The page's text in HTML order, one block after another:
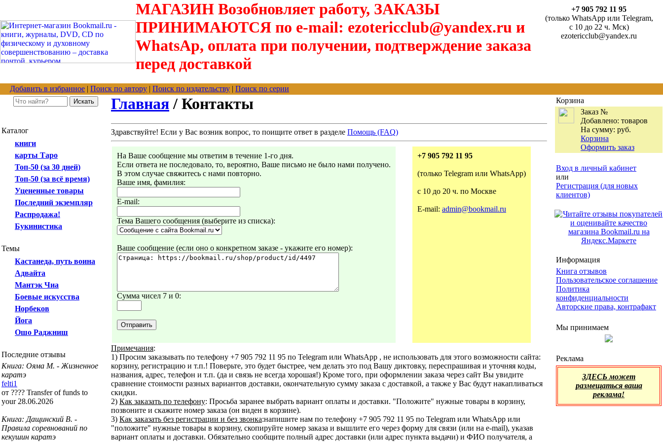
МАГАЗИН Возобновляет работу, ЗАКАЗЫ
ПРИНИМАЮТСЯ по e-mail: ezotericclub@yandex.ru и
WhatsAp, оплата при получении, подтверждение заказа
перед доставкой
+7 905 792 11 95
(только WhatsApp или Telegram,
с 10 до 22 ч. Мск)
ezotericclub@yandex.ru
Добавить в избранное | Поиск по автору | Поиск по издательству | Поиск по серии
Каталог
книги
карты Таро
Топ-50 (за 30 дней)
Топ-50 (за всё время)
Уцененные товары
Последний экземпляр
Распродажа!
Букинистика
Темы
Кастанеда, путь воина
Адвайта
Мантэк Чиа
Боевые искусства
Норбеков
Йога
Ошо Раджниш
Последние отзывы
Книга: Ояма М. - Жизненное
каратэ
felti1
от ???? Transfer of funds to
your 28.06.2026
Книга: Дащинский В. -
Правила соревнований по
кекушин каратэ
Главная / Контакты
Здравствуйте! Если у Вас возник вопрос, то поищите ответ в разделе Помощь (FAQ)
На Ваше сообщение мы ответим в течение 1-го дня.
Если ответа не последовало, то, вероятно, Ваше письмо не было нами получено.
В этом случае свяжитесь с нами повторно.
Ваше имя, фамилия:
E-mail:
Тема Вашего сообщения (выберите из списка):
Ваше сообщение (если оно о конкретном заказе - укажите его номер):
Сумма чисел 7 и 0:
+7 905 792 11 95
(только Telegram или WhatsApp)
с 10 до 20 ч. по Москве
E-mail: admin@bookmail.ru
Примечания:
1) Просим заказывать по телефону +7 905 792 11 95 по Telegram или WhatsApp , не использовать для этого возможности сайта:
корзину, регистрацию и т.п.! Поверьте, это будет быстрее, чем делать это под Вашу диктовку, переспрашивая и уточняя коды,
названия, адрес, телефон и т.п. (да и связь не всегда хорошая!) Кроме того, при оформлении заказа через сайт Вы увидите
сравнение стоимости разных вариантов доставки, окончательную сумму заказа с доставкой, а также у Вас будут накапливаться
скидки.
2) Как заказать по телефону: Просьба заранее выбрать вариант оплаты и доставки. "Положите" нужные товары в корзину,
позвоните и скажите номер заказа (он виден в корзине).
3) Как заказать без регистрации и без звонка:напишите нам по телефону +7 905 792 11 95 по Telegram или WhatsApp или
"положите" нужные товары в корзину, скопируйте номер заказа и вышлите его через форму для связи (или на e-mail), указав
вариант оплаты и доставки. Обязательно сообщите полный адрес доставки (или адрес пункта выдачи) и ФИО получателя, а
Корзина
Заказ №
Добавлено: товаров
На сумму: руб.
Корзина
Оформить заказ
Вход в личный кабинет
или
Регистрация (для новых
клиентов)
Информация
Книга отзывов
Пользовательское соглашение
Политика
конфиденциальности
Авторские права, контрафакт
Мы принимаем
Реклама
ЗДЕСЬ может
размещаться ваша
реклама!